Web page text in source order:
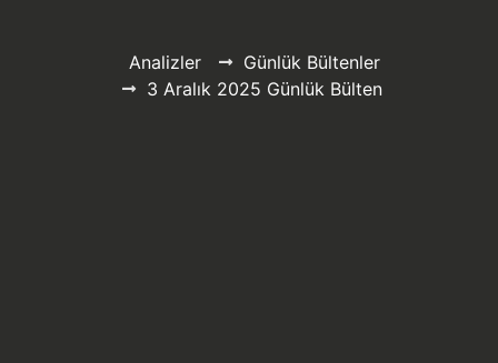
Analizler
Günlük Bültenler
3 Aralık 2025 Günlük Bülten